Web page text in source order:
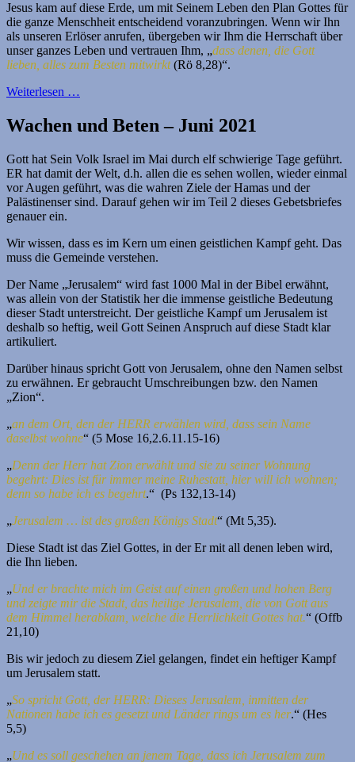
Jesus kam auf diese Erde, um mit Seinem Leben den Plan Gottes für
die ganze Menschheit entscheidend voranzubringen. Wenn wir Ihn
als unseren Erlöser anrufen, übergeben wir Ihm die Herrschaft über
unser ganzes Leben und vertrauen Ihm, „dass denen, die Gott
lieben, alles zum Besten mitwirkt(Rö 8,28)“.
Weiterlesen …
Wachen und Beten – Juni 2021
Gott hat Sein Volk Israel im Mai durch elf schwierige Tage geführt.
ER hat damit der Welt, d.h. allen die es sehen wollen, wieder einmal
vor Augen geführt, was die wahren Ziele der Hamas und der
Palästinenser sind. Darauf gehen wir im Teil 2 dieses Gebetsbriefes
genauer ein.
Wir wissen, dass es im Kern um einen geistlichen Kampf geht. Das
muss die Gemeinde verstehen.
Der Name „Jerusalem“ wird fast 1000 Mal in der Bibel erwähnt,
was allein von der Statistik her die immense geistliche Bedeutung
dieser Stadt unterstreicht. Der geistliche Kampf um Jerusalem ist
deshalb so heftig, weil Gott Seinen Anspruch auf diese Stadt klar
artikuliert.
Darüber hinaus spricht Gott von Jerusalem, ohne den Namen selbst
zu erwähnen. Er gebraucht Umschreibungen bzw. den Namen
„Zion“.
„an dem Ort, den der HERR erwählen wird, dass sein Name
daselbst wohne“ (5 Mose 16,2.6.11.15-16)
„Denn der Herr hat Zion erwählt und sie zu seiner Wohnung
begehrt: Dies ist für immer meine Ruhestatt, hier will ich wohnen;
denn so habe ich es begehrt.“ (Ps 132,13-14)
„Jerusalem … ist des großen Königs Stadt“ (Mt 5,35).
Diese Stadt ist das Ziel Gottes, in der Er mit all denen leben wird,
die Ihn lieben.
„Und er brachte mich im Geist auf einen großen und hohen Berg
und zeigte mir die Stadt, das heilige Jerusalem, die von Gott aus
dem Himmel herabkam, welche die Herrlichkeit Gottes hat.“ (Offb
21,10)
Bis wir jedoch zu diesem Ziel gelangen, findet ein heftiger Kampf
um Jerusalem statt.
„So spricht Gott, der HERR: Dieses Jerusalem, inmitten der
Nationen habe ich es gesetzt und Länder rings um es her.“ (Hes
5,5)
„Und es soll geschehen an jenem Tage, dass ich Jerusalem zum